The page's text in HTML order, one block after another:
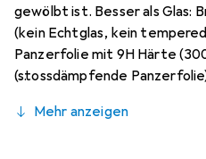
gewölbt ist. Besser als Glas:
(kein Echtglas, kein
Panzerfolie mit 9H Härte
(stossdämpfende
und jederzeit rückstandsfrei
Mehr anzeigen